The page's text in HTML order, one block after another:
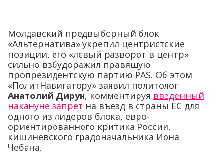
Молдавский предвыборный блок
«Альтернатива» укрепил центристские
позиции, его «левый разворот в центр»
сильно взбудоражил правящую
пропрезидентскую партию PAS. Об этом
«ПолитНавигатору» заявил политолог
Анатолий Дирун, комментируя введенный
накануне запрет на въезд в страны ЕС для
одного из лидеров блока, евро-
ориентированного критика России,
кишиневского градоначальника Иона
Чебана.